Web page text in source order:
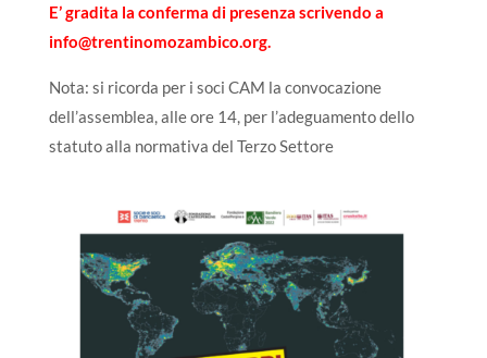
E’ gradita la conferma di presenza scrivendo a
info@trentinomozambico.org.
Nota: si ricorda per i soci CAM la convocazione
dell’assemblea, alle ore 14, per l’adeguamento dello
statuto alla normativa del Terzo Settore